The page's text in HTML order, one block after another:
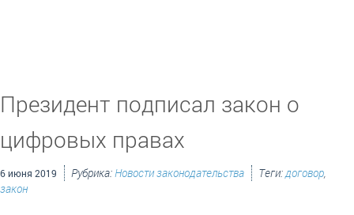
Президент подписал закон о
цифровых правах
6 июня 2019 Рубрика:Новости законодательства Теги:договор,
закон